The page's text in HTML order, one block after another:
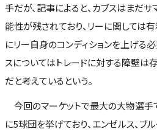
手だが、記事によると、カブスはまだ
能性が残されており、リーに関しては
にリー自身のコンディションを上げる
スについてはトレードに対する障壁は
だと考えているという。
今回のマーケットで最大の大物選手
に5球団を挙げており、エンゼルス、ブ